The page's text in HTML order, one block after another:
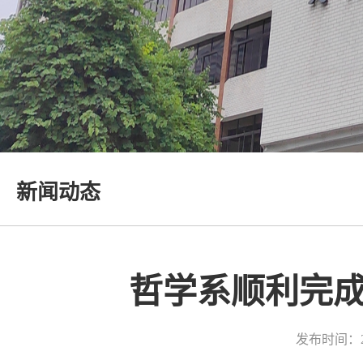
新闻动态
哲学系顺利完
发布时间